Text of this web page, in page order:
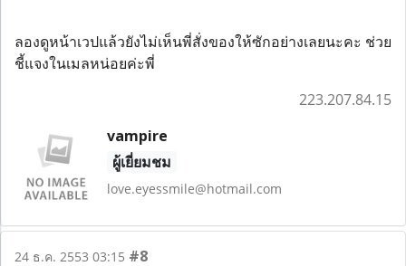
ลองดูหน้าเวปแล้วยังไม่เห็นพี่สั่งของให้ซักอย่างเลยนะคะ ช่วย
ชี้แจงในเมลหน่อยค่ะพี่
223.207.84.15
vampire
ผู้เยี่ยมชม
love.eyessmile@hotmail.com
24 ธ.ค. 2553 03:15 #8